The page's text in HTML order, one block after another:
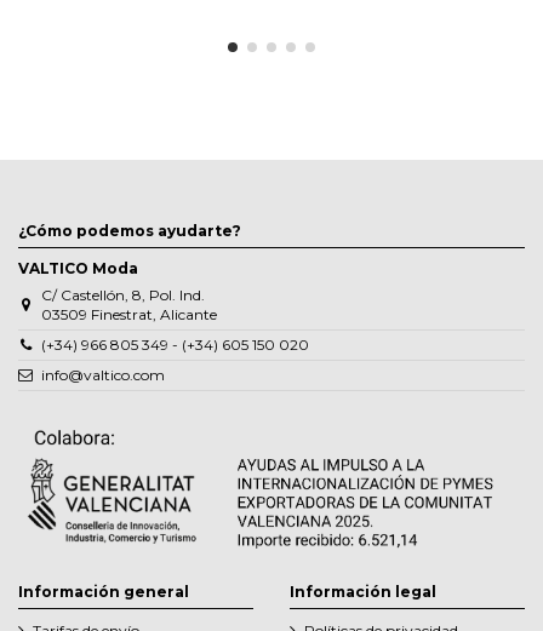
¿Cómo podemos ayudarte?
VALTICO Moda
C/ Castellón, 8, Pol. Ind.
03509 Finestrat, Alicante
(+34) 966 805 349 - (+34) 605 150 020
info@valtico.com
Información general Información legal